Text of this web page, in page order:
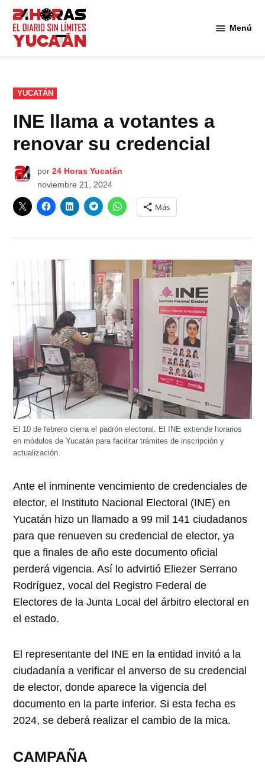
Saltar
contenido
Menú
PUBLICADO
EN
YUCATÁN
INE llama a votantes a
renovar su credencial
por 24 Horas Yucatán
noviembre 21, 2024
Más
El 10 de febrero cierra el padrón electoral. El INE extiende horarios
en módulos de Yucatán para facilitar trámites de inscripción y
actualización.
Ante el inminente vencimiento de credenciales de
elector, el Instituto Nacional Electoral (INE) en
Yucatán hizo un llamado a 99 mil 141 ciudadanos
para que renueven su credencial de elector, ya
que a finales de año este documento oficial
perderá vigencia. Así lo advirtió Eliezer Serrano
Rodríguez, vocal del Registro Federal de
Electores de la Junta Local del árbitro electoral en
el estado.
El representante del INE en la entidad invitó a la
ciudadanía a verificar el anverso de su credencial
de elector, donde aparece la vigencia del
documento en la parte inferior. Si esta fecha es
2024, se deberá realizar el cambio de la mica.
CAMPAÑA